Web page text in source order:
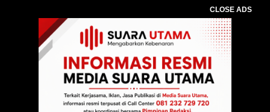
CLOSE ADS